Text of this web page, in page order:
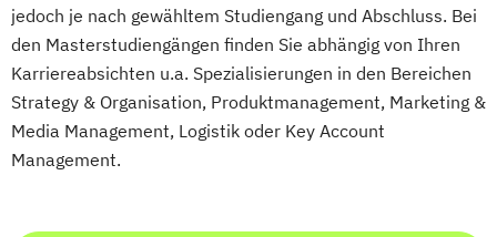
Immobilienkaufleute
Immobilienwirtschaft
Informatik
Information Technology Management
(DE/EN)
Innovation and Entrepreneurship (DE/EN)
jedoch je nach gewähltem Studiengang und Abschluss. Bei
den Masterstudiengängen finden Sie abhängig von Ihren
Karriereabsichten u.a. Spezialisierungen in den Bereichen
Strategy & Organisation, Produktmanagement, Marketing &
Media Management, Logistik oder Key Account
Management.